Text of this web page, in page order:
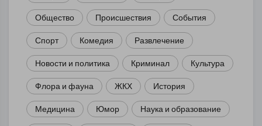
Общество Происшествия События
Спорт Комедия Развлечение
Новости и политика Криминал Культура
Флора и фауна ЖКХ История
Медицина Юмор Наука и образование